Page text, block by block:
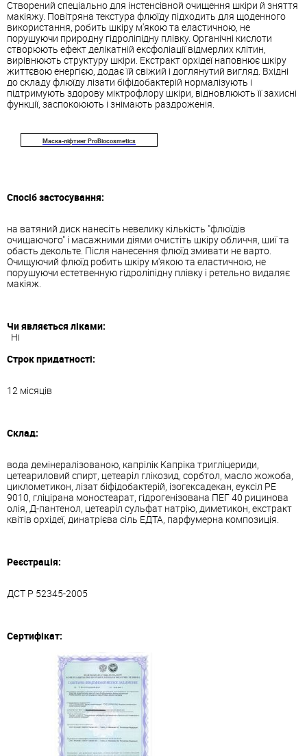
Створений спеціально для інстенсівной очищення шкіри й зняття
макіяжу. Повітряна текстура флюїду підходить для щоденного
використання, робить шкіру м'якою та еластичною, не
порушуючи природну гідроліпідну плівку. Органічні кислоти
створюють ефект делікатній ексфоліації відмерлих клітин,
вирівнюють структуру шкіри. Екстракт орхідеї наповнює шкіру
життєвою енергією, додає їй свіжий і доглянутий вигляд. Вхідні
до складу флюїду лізати біфідобактерій нормалізують і
підтримують здорову міктрофлору шкіри, відновлюють її захисні
функції, заспокоюють і знімають раздроженія.
Маска-ліфтинг ProBiocosmetics
Спосіб застосування:
на ватяний диск нанесіть невелику кількість "флюїдів
очищаючого" ​​і масажними діями очистіть шкіру обличчя, шиї та
обасть декольте. Після нанесення флюїд змивати не варто.
Очищуючий флюїд робить шкіру м'якою та еластичною, не
порушуючи естетвенную гідроліпідну плівку і ретельно видаляє
макіяж.
Чи являється ліками:
Ні
Строк придатності:
12 місяців
Склад:
вода демінералізованою, капрілік Капріка тригліцериди,
цетеариловий спирт, цетеаріл глікозид, сорбтол, масло жожоба,
циклометикон, лізат біфідобактерій, ізогексадекан, еуксіл РЕ
9010, гліцірана моностеарат, гідрогенізована ПЕГ 40 рицинова
олія, Д-пантенол, цетеаріл сульфат натрію, диметикон, екстракт
квітів орхідеї, динатрієва сіль ЕДТА, парфумерна композиція.
Реєстрація:
ДСТ Р 52345-2005
Сертифікат: